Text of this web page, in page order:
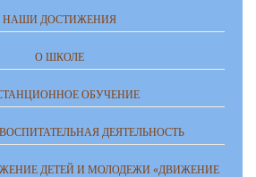
НАШИ ДОСТИЖЕНИЯ
О ШКОЛЕ
ОБУЧЕНИЕ
ДЕЯТЕЛЬНОСТЬ
ДЕТЕЙ И МОЛОДЕЖИ «ДВИЖЕНИЕ